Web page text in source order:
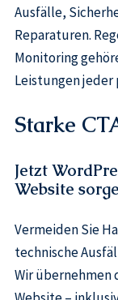
Ausfälle,
Reparaturen.
Monitoring
Leistungen
Starke
Jetzt
Website
Vermeiden Sie
technische
Wir übernehmen